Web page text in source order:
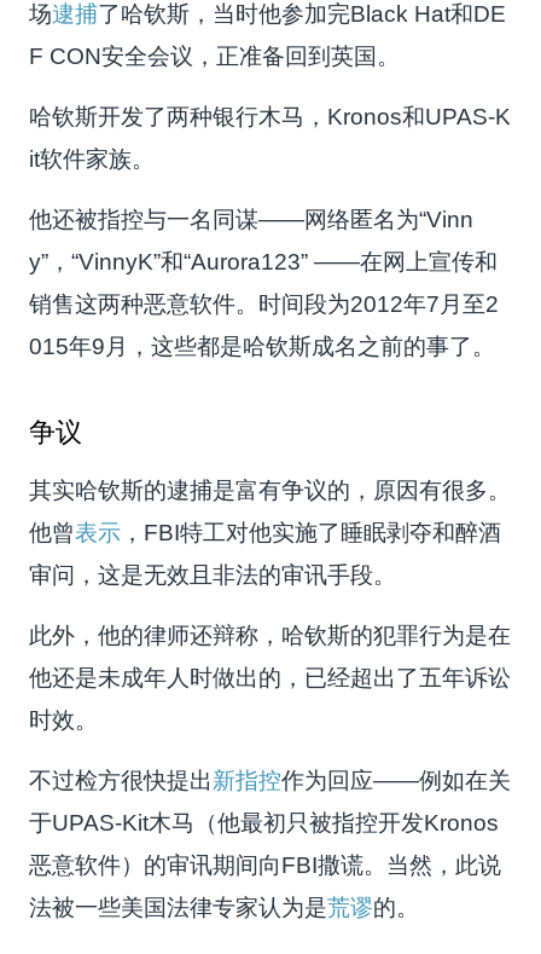
场逮捕了哈钦斯，当时他参加完Black Hat和DE
F CON安全会议，正准备回到英国。
哈钦斯开发了两种银行木马，Kronos和UPAS-K
it软件家族。
他还被指控与一名同谋——网络匿名为“Vinn
y”，“VinnyK”和“Aurora123” ——在网上宣传和
销售这两种恶意软件。时间段为2012年7月至2
015年9月，这些都是哈钦斯成名之前的事了。
争议
其实哈钦斯的逮捕是富有争议的，原因有很多。
他曾表示 ，FBI特工对他实施了睡眠剥夺和醉酒
审问，这是无效且非法的审讯手段。
此外，他的律师还辩称，哈钦斯的犯罪行为是在
他还是未成年人时做出的，已经超出了五年诉讼
时效。
不过检方很快提出新指控作为回应——例如在关
于UPAS-Kit木马（他最初只被指控开发Kronos
恶意软件）的审讯期间向FBI撒谎。当然，此说
法被一些美国法律专家认为是荒谬的。